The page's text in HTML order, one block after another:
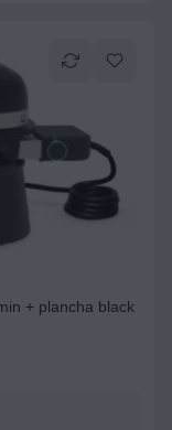
+ plancha black